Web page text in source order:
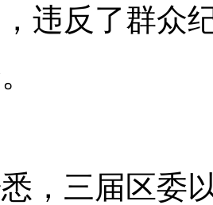
违反了群众
三届区委以